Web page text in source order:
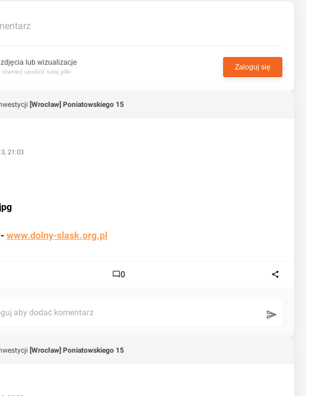
lub wizualizacje
również upuścić tutaj pliki
Zaloguj się
[Wrocław] Poniatowskiego 15
21:03
www.dolny-slask.org.pl
0
aby dodać komentarz
[Wrocław] Poniatowskiego 15